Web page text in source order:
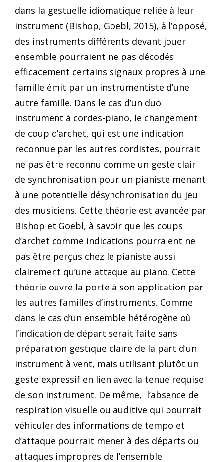
dans la gestuelle idiomatique reliée à leur
instrument (Bishop, Goebl, 2015), à l’opposé,
des instruments différents devant jouer
ensemble pourraient ne pas décodés
efficacement certains signaux propres à une
famille émit par un instrumentiste d’une
autre famille. Dans le cas d’un duo
instrument à cordes-piano, le changement
de coup d’archet, qui est une indication
reconnue par les autres cordistes, pourrait
ne pas être reconnu comme un geste clair
de synchronisation pour un pianiste menant
à une potentielle désynchronisation du jeu
des musiciens. Cette théorie est avancée par
Bishop et Goebl, à savoir que les coups
d’archet comme indications pourraient ne
pas être perçus chez le pianiste aussi
clairement qu’une attaque au piano. Cette
théorie ouvre la porte à son application par
les autres familles d’instruments. Comme
dans le cas d’un ensemble hétérogène où
l’indication de départ serait faite sans
préparation gestique claire de la part d’un
instrument à vent, mais utilisant plutôt un
geste expressif en lien avec la tenue requise
de son instrument. De même, l’absence de
respiration visuelle ou auditive qui pourrait
véhiculer des informations de tempo et
d’attaque pourrait mener à des départs ou
attaques impropres de l’ensemble